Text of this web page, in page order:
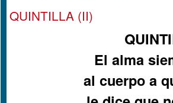
QUINTILLA (II)
El alma
al cuerpo a